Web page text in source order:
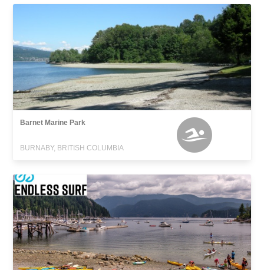
Barnet Marine Park
BURNABY, BRITISH COLUMBIA